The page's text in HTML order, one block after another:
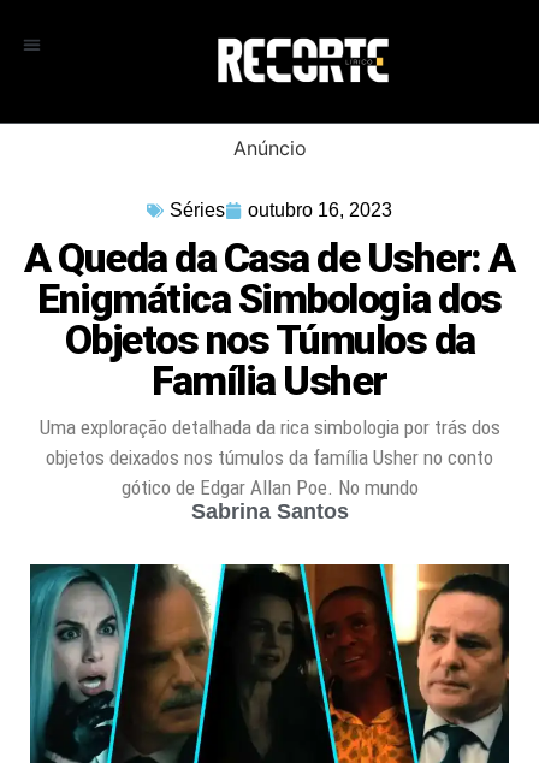
Anúncio
Séries outubro 16, 2023
A Queda da Casa de Usher: A
Enigmática Simbologia dos
Objetos nos Túmulos da
Família Usher
Uma exploração detalhada da rica simbologia por trás dos
objetos deixados nos túmulos da família Usher no conto
gótico de Edgar Allan Poe. No mundo
Sabrina Santos